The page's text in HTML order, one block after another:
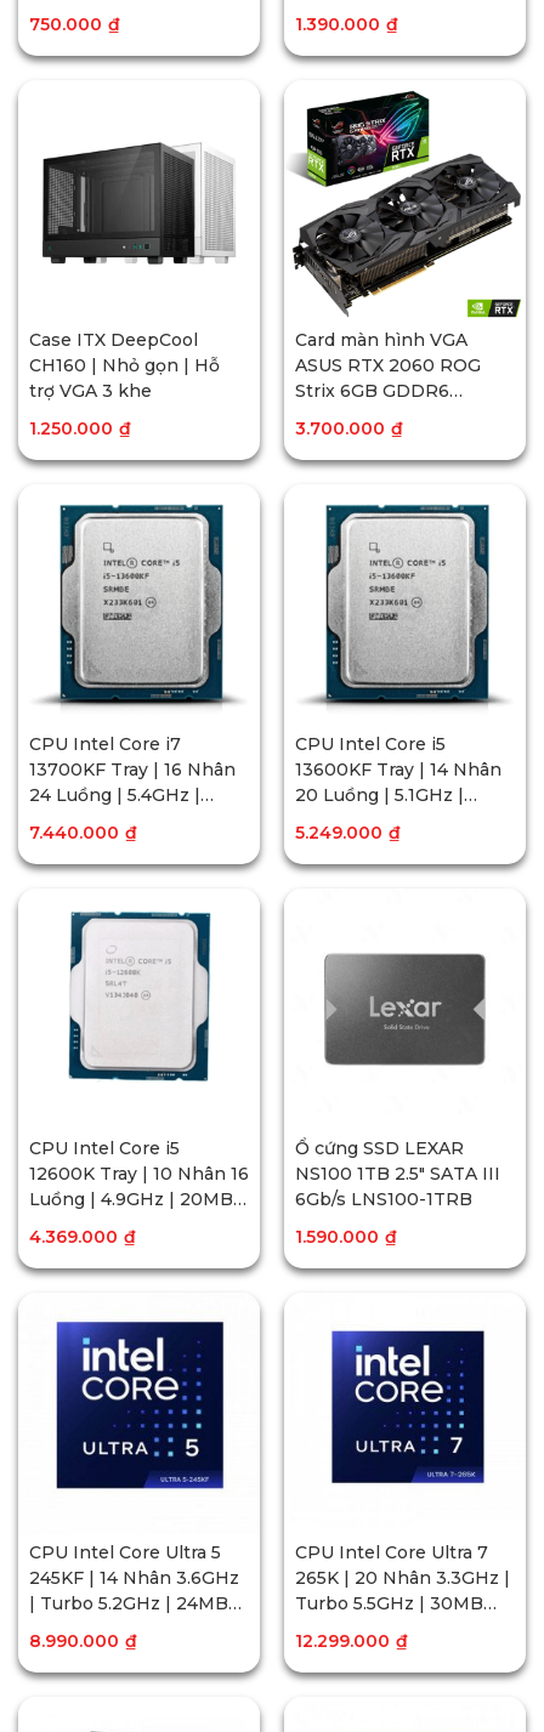
nhiệt hiệu quả
750.000 ₫
tản nước 240mm
1.390.000 ₫
Case ITX DeepCool
CH160 | Nhỏ gọn | Hỗ
trợ VGA 3 khe
1.250.000 ₫
Card màn hình VGA
ASUS RTX 2060 ROG
Strix 6GB GDDR6
Gaming OC 2nd
3.700.000 ₫
CPU Intel Core i7
13700KF Tray | 16 Nhân
24 Luồng | 5.4GHz |
30MB Cache
7.440.000 ₫
CPU Intel Core i5
13600KF Tray | 14 Nhân
20 Luồng | 5.1GHz |
24MB Cache
5.249.000 ₫
CPU Intel Core i5
12600K Tray | 10 Nhân 16
Luồng | 4.9GHz | 20MB
4.369.000 ₫
Ổ cứng SSD LEXAR
NS100 1TB 2.5″ SATA III
6Gb/s LNS100-1TRB
1.590.000 ₫
CPU Intel Core Ultra 5
245KF | 14 Nhân 3.6GHz
| Turbo 5.2GHz | 24MB
8.990.000 ₫
CPU Intel Core Ultra 7
265K | 20 Nhân 3.3GHz |
Turbo 5.5GHz | 30MB
12.299.000 ₫